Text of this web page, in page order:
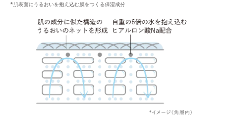
*肌表面にうるおいを抱え込む膜をつくる保湿成分